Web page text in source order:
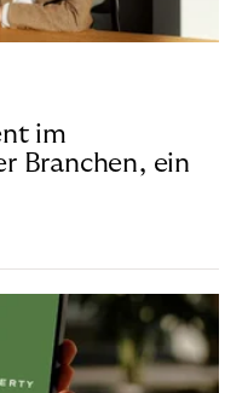
im
Branchen, ein